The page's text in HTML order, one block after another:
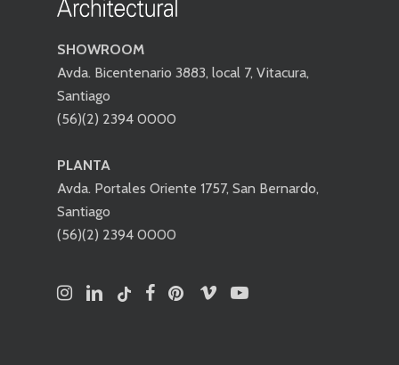
SHOWROOM
Avda. Bicentenario 3883, local 7, Vitacura,
Santiago
(56)(2) 2394 0000
PLANTA
Avda. Portales Oriente 1757, San Bernardo,
Santiago
(56)(2) 2394 0000